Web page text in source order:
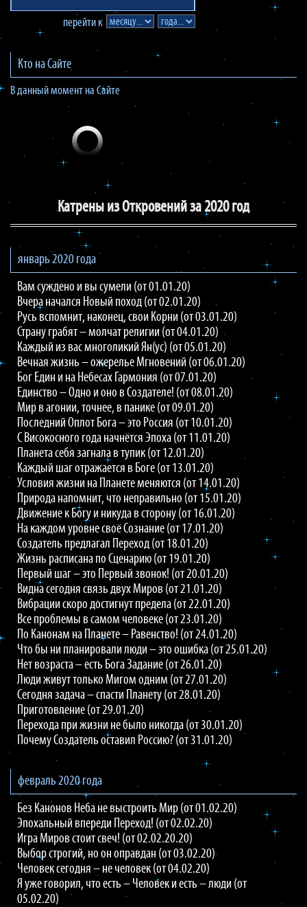
перейти к
Кто на Сайте
В данный момент на Сайте
Катрены из Откровений за 2020 год
январь 2020 года
Вам суждено и вы сумели (от 01.01.20)
Вчера начался Новый поход (от 02.01.20)
Русь вспомнит, наконец, свои Корни (от 03.01.20)
Страну грабят – молчат религии (от 04.01.20)
Каждый из вас многоликий Ян(ус) (от 05.01.20)
Вечная жизнь – ожерелье Мгновений (от 06.01.20)
Бог Един и на Небесах Гармония (от 07.01.20)
Единство – Одно и оно в Создателе! (от 08.01.20)
Мир в агонии, точнее, в панике (от 09.01.20)
Последний Оплот Бога – это Россия (от 10.01.20)
С Високосного года начнётся Эпоха (от 11.01.20)
Планета себя загнала в тупик (от 12.01.20)
Каждый шаг отражается в Боге (от 13.01.20)
Условия жизни на Планете меняются (от 14.01.20)
Природа напомнит, что неправильно (от 15.01.20)
Движение к Богу и никуда в сторону (от 16.01.20)
На каждом уровне своё Сознание (от 17.01.20)
Создатель предлагал Переход (от 18.01.20)
Жизнь расписана по Сценарию (от 19.01.20)
Первый шаг – это Первый звонок! (от 20.01.20)
Видна сегодня связь двух Миров (от 21.01.20)
Вибрации скоро достигнут предела (от 22.01.20)
Все проблемы в самом человеке (от 23.01.20)
По Канонам на Планете – Равенство! (от 24.01.20)
Что бы ни планировали люди – это ошибка (от 25.01.20)
Нет возраста – есть Бога Задание (от 26.01.20)
Люди живут только Мигом одним (от 27.01.20)
Сегодня задача – спасти Планету (от 28.01.20)
Приготовление (от 29.01.20)
Перехода при жизни не было никогда (от 30.01.20)
Почему Создатель оставил Россию? (от 31.01.20)
февраль 2020 года
Без Канонов Неба не выстроить Мир (от 01.02.20)
Эпохальный впереди Переход! (от 02.02.20)
Игра Миров стоит свеч! (от 02.02.20.20)
Выбор строгий, но он оправдан (от 03.02.20)
Человек сегодня – не человек (от 04.02.20)
Я уже говорил, что есть – Человек и есть – люди (от
05.02.20)